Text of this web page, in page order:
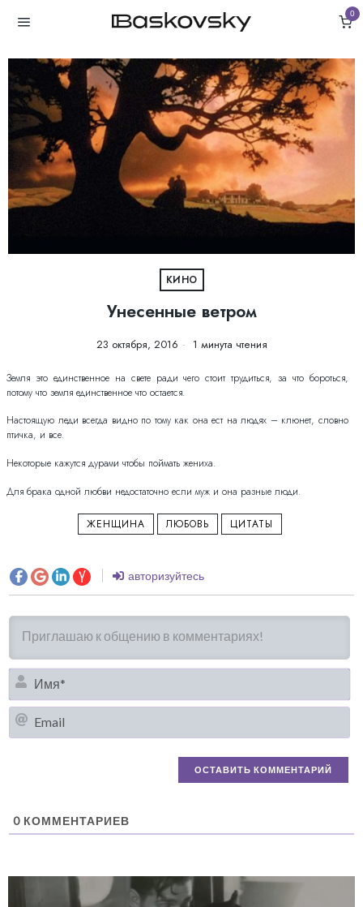
0
КИНО
Унесенные ветром
23 октября, 2016 1 минута чтения
Земля это единственное на свете ради чего стоит трудиться, за что бороться,
потому что земля единственное что остается.
Настоящую леди всегда видно по тому как она ест на людях – клюнет, словно
птичка, и все.
Некоторые кажутся дурами чтобы поймать жениха.
Для брака одной любви недостаточно если муж и она разные люди.
ЖЕНЩИНА ЛЮБОВЬ ЦИТАТЫ
авторизуйтесь
0 КОММЕНТАРИЕВ